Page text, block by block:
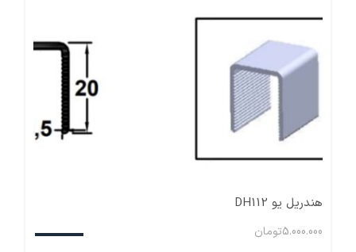
هندریل یو DH112
5.000.000تومان